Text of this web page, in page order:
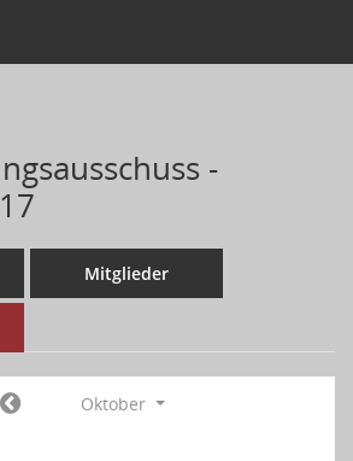
-
Mitglieder
Oktober